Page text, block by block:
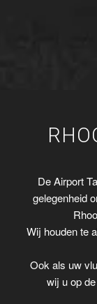
De Airport
gelegenheid
Wij houden te
Ook als uw
wij u op